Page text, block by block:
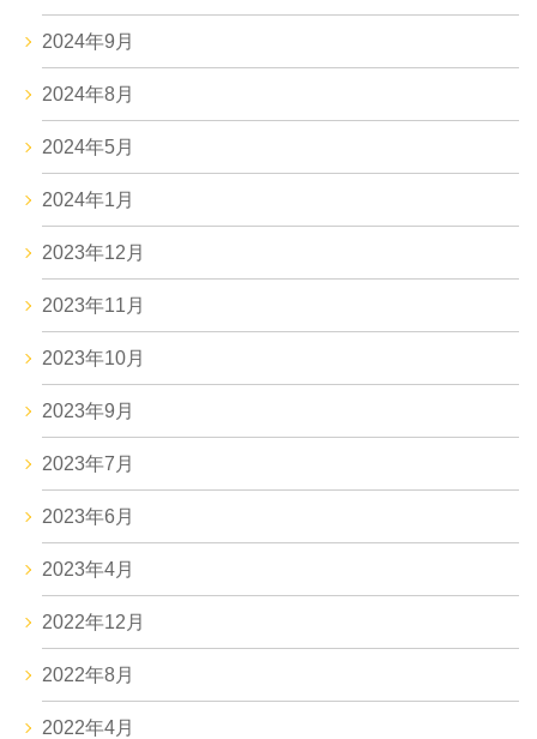
2024年9月
2024年8月
2024年5月
2024年1月
2023年12月
2023年11月
2023年10月
2023年9月
2023年7月
2023年6月
2023年4月
2022年12月
2022年8月
2022年4月